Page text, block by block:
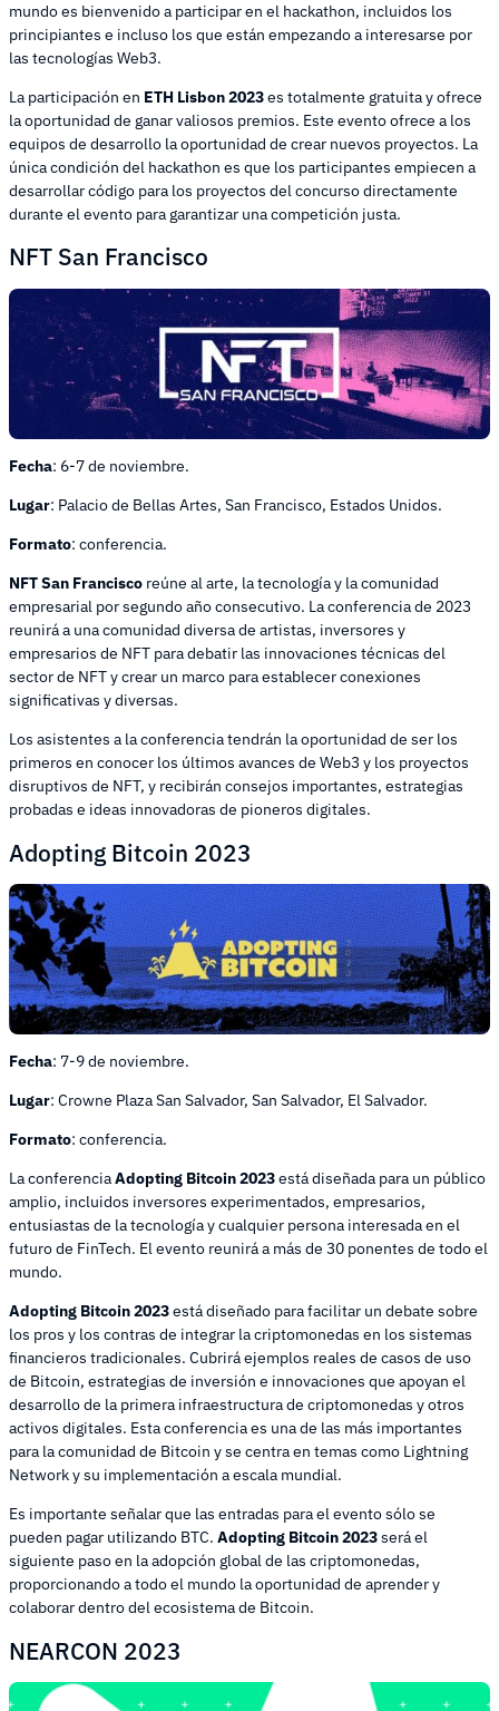
mundo es bienvenido a participar en el hackathon, incluidos los
principiantes e incluso los que están empezando a interesarse por
las tecnologías Web3.
La participación en ETH Lisbon 2023es totalmente gratuita y ofrece
la oportunidad de ganar valiosos premios. Este evento ofrece a los
equipos de desarrollo la oportunidad de crear nuevos proyectos. La
única condición del hackathon es que los participantes empiecen a
desarrollar código para los proyectos del concurso directamente
durante el evento para garantizar una competición justa.
NFT San Francisco
Fecha: 6-7 de noviembre.
Lugar: Palacio de Bellas Artes, San Francisco, Estados Unidos.
Formato: conferencia.
NFT San Francisco reúne al arte, la tecnología y la comunidad
empresarial por segundo año consecutivo. La conferencia de 2023
reunirá a una comunidad diversa de artistas, inversores y
empresarios de NFT para debatir las innovaciones técnicas del
sector de NFT y crear un marco para establecer conexiones
significativas y diversas.
Los asistentes a la conferencia tendrán la oportunidad de ser los
primeros en conocer los últimos avances de Web3 y los proyectos
disruptivos de NFT, y recibirán consejos importantes, estrategias
probadas e ideas innovadoras de pioneros digitales.
Adopting Bitcoin 2023
Fecha: 7-9 de noviembre.
Lugar: Crowne Plaza San Salvador, San Salvador, El Salvador.
Formato: conferencia.
La conferenciaAdopting Bitcoin 2023está diseñada para un público
amplio, incluidos inversores experimentados, empresarios,
entusiastas de la tecnología y cualquier persona interesada en el
futuro de FinTech. El evento reunirá a más de 30 ponentes de todo el
mundo.
Adopting Bitcoin 2023está diseñado para facilitar un debate sobre
los pros y los contras de integrar la criptomonedas en los sistemas
financieros tradicionales. Cubrirá ejemplos reales de casos de uso
de Bitcoin, estrategias de inversión e innovaciones que apoyan el
desarrollo de la primera infraestructura de criptomonedas y otros
activos digitales. Esta conferencia es una de las más importantes
para la comunidad de Bitcoin y se centra en temas como Lightning
Network y su implementación a escala mundial.
Es importante señalar que las entradas para el evento sólo se
pueden pagar utilizando BTC. Adopting Bitcoin 2023será el
siguiente paso en la adopción global de las criptomonedas,
proporcionando a todo el mundo la oportunidad de aprender y
colaborar dentro del ecosistema de Bitcoin.
NEARCON 2023